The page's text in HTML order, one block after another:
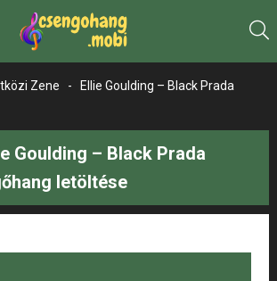
Zene -
Ellie Goulding – Black Prada
Goulding – Black Prada
letöltése